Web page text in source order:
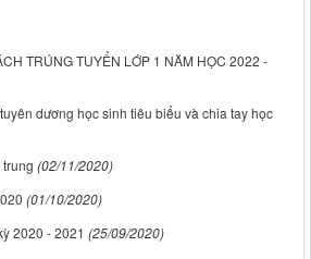
TRÚNG TUYỂN LỚP 1 NĂM HỌC 2022 -
dương học sinh tiêu biểu và chia tay học
(02/11/2020)
(01/10/2020)
2020 - 2021 (25/09/2020)